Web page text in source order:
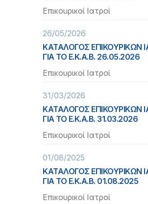
Επικουρικοί Ιατροί
26/05/2026
ΚΑΤΑΛΟΓΟΣ ΕΠΙΚΟΥΡΙΚΩΝ
ΓΙΑ ΤΟ Ε.Κ.Α.Β. 26.05.2026
Επικουρικοί Ιατροί
31/03/2026
ΚΑΤΑΛΟΓΟΣ ΕΠΙΚΟΥΡΙΚΩΝ
ΓΙΑ ΤΟ Ε.Κ.Α.Β. 31.03.2026
Επικουρικοί Ιατροί
01/08/2025
ΚΑΤΑΛΟΓΟΣ ΕΠΙΚΟΥΡΙΚΩΝ
ΓΙΑ ΤΟ Ε.Κ.Α.Β. 01.08.2025
Επικουρικοί Ιατροί